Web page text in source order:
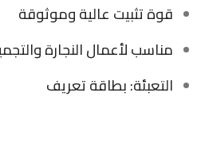
قوة تثبيت عالية وموثوقة
مناسب لأعمال النجارة
التعبئة: بطاقة تعريف